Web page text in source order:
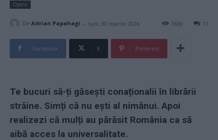
Opinii
De Adrian Papahagi - luni, 30 martie 2026 11
3630
Facebook X Pinterest
Te bucuri să-ți găsești conaționalii în librării
străine. Simți că nu ești al nimănui. Apoi
realizezi că mulți au părăsit România ca să
aibă acces la universalitate.